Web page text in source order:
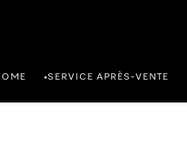
•SERVICE APRÈS-VENTE